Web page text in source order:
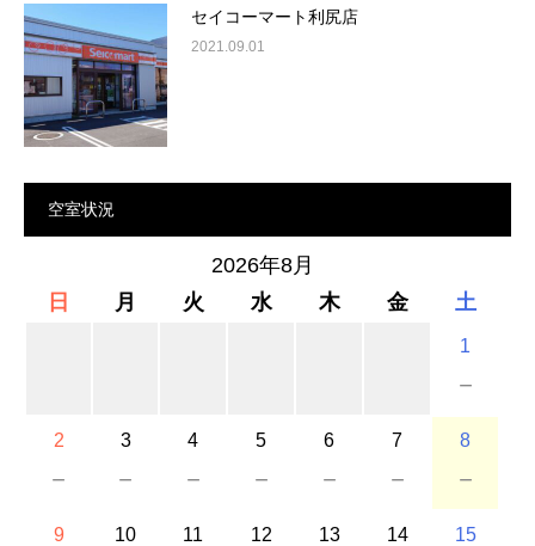
セイコーマート利尻店
2021.09.01
空室状況
2026年8月
日
月 火 水 木 金 土
1
－
2
－
3
－
4
－
5
－
6
－
7
－
8
－
9 10 11 12 13 14 15